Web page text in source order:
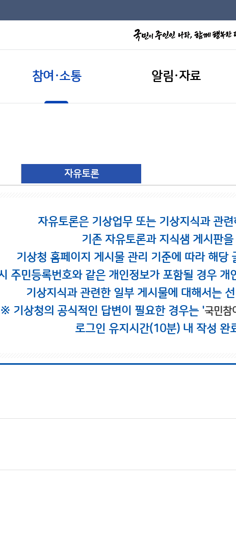
참여·소통 알림·자료
자유토론
자유토론은 기상업무 또는 기상지식과 관
기존 자유토론과 지식샘 게시판
기상청 홈페이지 게시물 관리 기준에 따라 해당
주민등록번호와 같은 개인정보가 포함될 경우
기상지식과 관련한 일부 게시물에 대해서는
※ 기상청의 공식적인 답변이 필요한 경우는 '국민참
로그인 유지시간(10분) 내 작성 완